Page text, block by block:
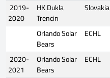
2019-
2020
HK Dukla
Trencin
Slovakia
Orlando Solar
Bears
ECHL
2020-
2021
Orlando Solar
Bears
ECHL